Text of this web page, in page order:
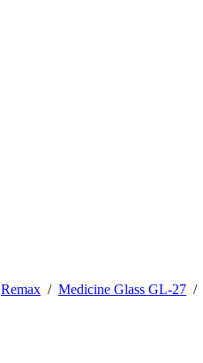
Remax / Medicine Glass GL-27 /